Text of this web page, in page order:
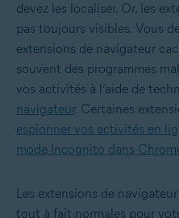
devez les localiser. Or, les
pas toujours visibles. Vous
extensions de navigateur
souvent des programmes
vos activités à l’aide de
navigateur. Certaines
espionner vos activités en
mode Incognito dans
Les extensions de
tout à fait normales pour